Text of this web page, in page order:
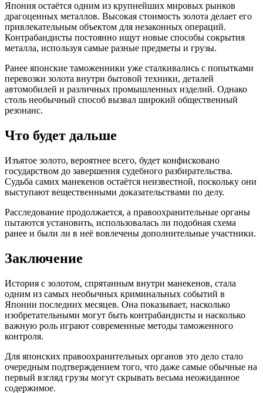
Япония остаётся одним из крупнейших мировых рынков
драгоценных металлов. Высокая стоимость золота делает его
привлекательным объектом для незаконных операций.
Контрабандисты постоянно ищут новые способы сокрытия
металла, используя самые разные предметы и грузы.
Ранее японские таможенники уже сталкивались с попытками
перевозки золота внутри бытовой техники, деталей
автомобилей и различных промышленных изделий. Однако
столь необычный способ вызвал широкий общественный
резонанс.
Что будет дальше
Изъятое золото, вероятнее всего, будет конфисковано
государством до завершения судебного разбирательства.
Судьба самих манекенов остаётся неизвестной, поскольку они
выступают вещественными доказательствами по делу.
Расследование продолжается, а правоохранительные органы
пытаются установить, использовалась ли подобная схема
ранее и были ли в неё вовлечены дополнительные участники.
Заключение
История с золотом, спрятанным внутри манекенов, стала
одним из самых необычных криминальных событий в
Японии последних месяцев. Она показывает, насколько
изобретательными могут быть контрабандисты и насколько
важную роль играют современные методы таможенного
контроля.
Для японских правоохранительных органов это дело стало
очередным подтверждением того, что даже самые обычные на
первый взгляд грузы могут скрывать весьма неожиданное
содержимое.